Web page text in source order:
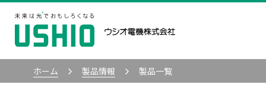
ホーム 製品情報 製品一覧